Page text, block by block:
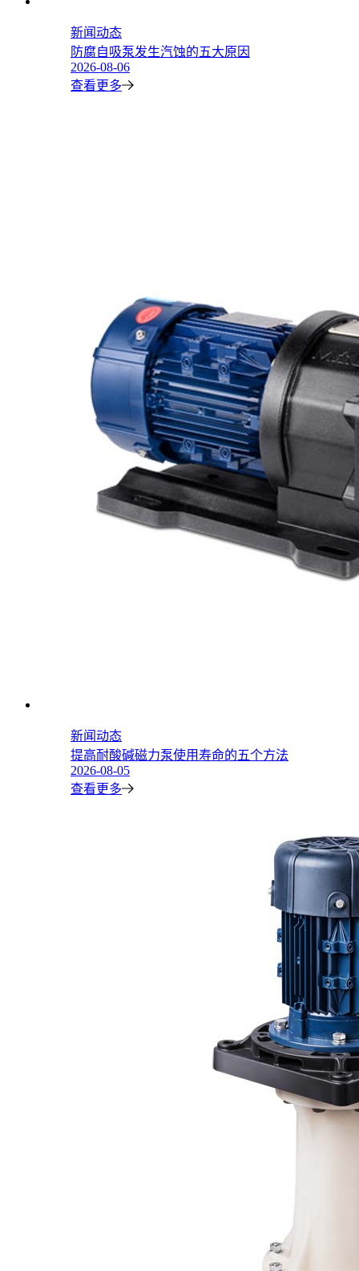
新闻动态
防腐自吸泵发生汽蚀的五大原因
2026-08-06
查看更多
新闻动态
提高耐酸碱磁力泵使用寿命的五个方法
2026-08-05
查看更多